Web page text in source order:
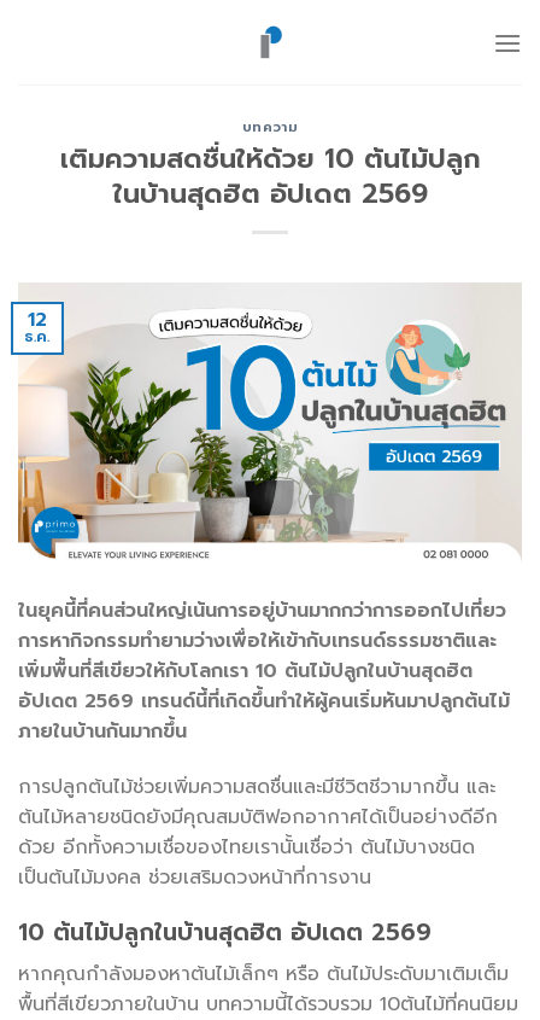
บทความ
เติมความสดชื่นให้ด้วย 10 ต้นไม้ปลูก
ในบ้านสุดฮิต อัปเดต 2569
12
ธ.ค.
ในยุคนี้ที่คนส่วนใหญ่เน้นการอยู่บ้านมากกว่าการออกไปเที่ยว
การหากิจกรรมทำยามว่างเพื่อให้เข้ากับเทรนด์ธรรมชาติและ
เพิ่มพื้นที่สีเขียวให้กับโลกเรา 10 ต้นไม้ปลูกในบ้านสุดฮิต
อัปเดต 2569 เทรนด์นี้ที่เกิดขึ้นทำให้ผู้คนเริ่มหันมาปลูกต้นไม้
ภายในบ้านกันมากขึ้น
การปลูกต้นไม้ช่วยเพิ่มความสดชื่นและมีชีวิตชีวามากขึ้น และ
ต้นไม้หลายชนิดยังมีคุณสมบัติฟอกอากาศได้เป็นอย่างดีอีก
ด้วย อีกทั้งความเชื่อของไทยเรานั้นเชื่อว่า ต้นไม้บางชนิด
เป็นต้นไม้มงคล ช่วยเสริมดวงหน้าที่การงาน
10 ต้นไม้ปลูกในบ้านสุดฮิต อัปเดต 2569
หากคุณกำลังมองหาต้นไม้เล็กๆ หรือ ต้นไม้ประดับมาเติมเต็ม
พื้นที่สีเขียวภายในบ้าน บทความนี้ได้รวบรวม 10ต้นไม้ที่คนนิยม